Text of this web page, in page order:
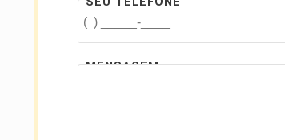
MENSAGEM